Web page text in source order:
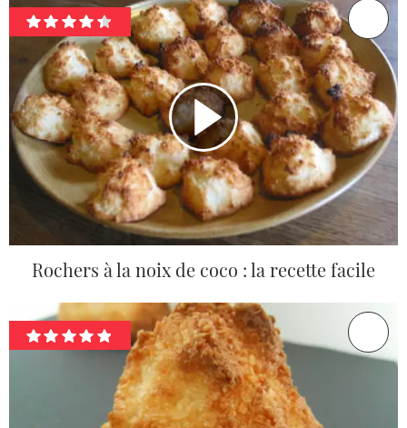
Rochers à la noix de coco : la recette facile